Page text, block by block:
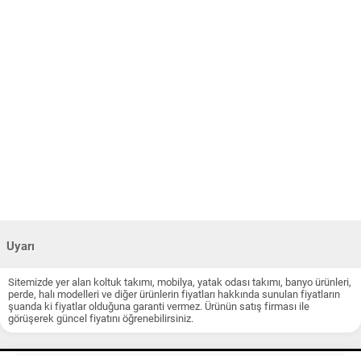
Uyarı
Sitemizde yer alan koltuk takımı, mobilya, yatak odası takımı, banyo ürünleri,
perde, halı modelleri ve diğer ürünlerin fiyatları hakkında sunulan fiyatların
şuanda ki fiyatlar olduğuna garanti vermez. Ürünün satış firması ile
görüşerek güncel fiyatını öğrenebilirsiniz.